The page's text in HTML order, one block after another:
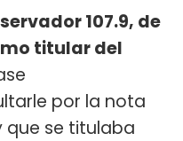
107.9, de
titular del
por la nota
que se titulaba